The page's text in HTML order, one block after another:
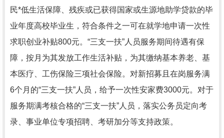
民*低生活保障、残疾或已获得国家或生源地助学贷款的毕
业年度高校毕业生，符合条件之一可在就学地申请一次性
求职创业补贴800元。“三支一扶”人员服务期间待遇有保
障，按月为其发放工作生活补贴，为其缴纳基本养老、基
本医疗、工伤保险三项社会保险。对新招募且在岗服务满
6个月的“三支一扶”人员，给予一次性安家费3000元。对于
服务期满考核合格的“三支一扶”人员，落实公务员定向考
录、事业单位专项招聘、考研加分等支持政策。